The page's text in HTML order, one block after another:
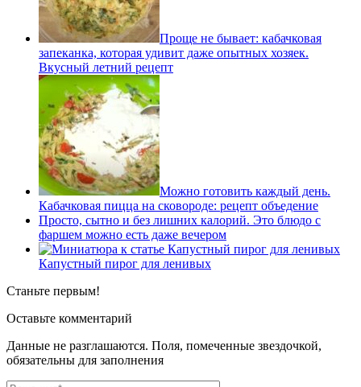
Проще не бывает: кабачковая
запеканка, которая удивит даже опытных хозяек.
Вкусный летний рецепт
Можно готовить каждый день.
Кабачковая пицца на сковороде: рецепт объедение
Просто, сытно и без лишних калорий. Это блюдо с
фаршем можно есть даже вечером
Капустный пирог для ленивых
Станьте первым!
Оставьте комментарий
Данные не разглашаются. Поля, помеченные звездочкой,
обязательны для заполнения